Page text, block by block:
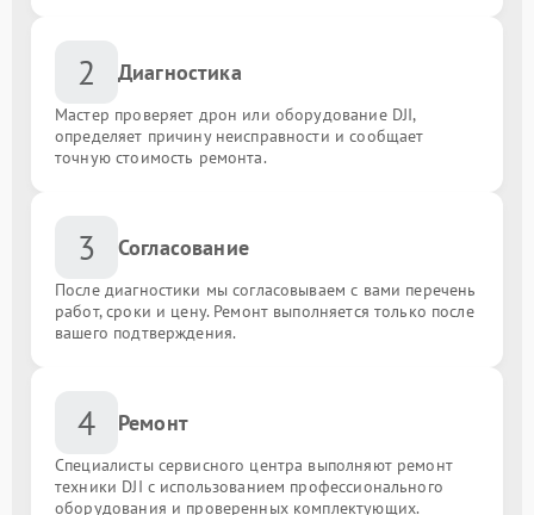
2 Диагностика
Мастер проверяет дрон или оборудование DJI,
определяет причину неисправности и сообщает
точную стоимость ремонта.
3 Согласование
После диагностики мы согласовываем с вами перечень
работ, сроки и цену. Ремонт выполняется только после
вашего подтверждения.
4 Ремонт
Специалисты сервисного центра выполняют ремонт
техники DJI с использованием профессионального
оборудования и проверенных комплектующих.